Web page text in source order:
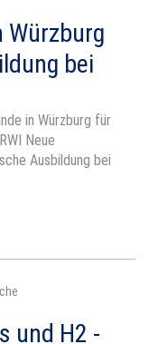
Würzburg
bei
in Würzburg für
Neue
Ausbildung bei
und H2 -